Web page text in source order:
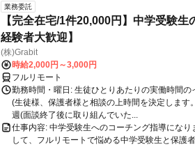
業務委託
【完全在宅/1件20,000円】中学受験
経験者大歓迎】
(株)Grabit
時給2,000円～3,000円
フルリモート
勤務時間・曜日: 生徒ひとりあたりの実働時間
(生徒様、保護者様と相談の上時間を決定します
週(面談終了後に取り組んでいた...
仕事内容: 中学受験生へのコーチング指導にな
して、フルリモートで悩める中学受験生と保護